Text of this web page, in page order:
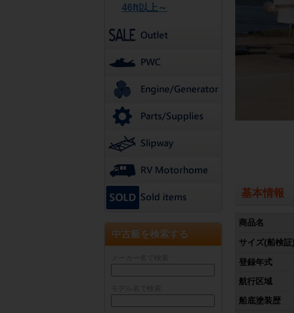
46ft以上～
中古艇を検索する
基本情報
商品名
サイズ(船検証)
登録年式
航行区域
船底塗装歴